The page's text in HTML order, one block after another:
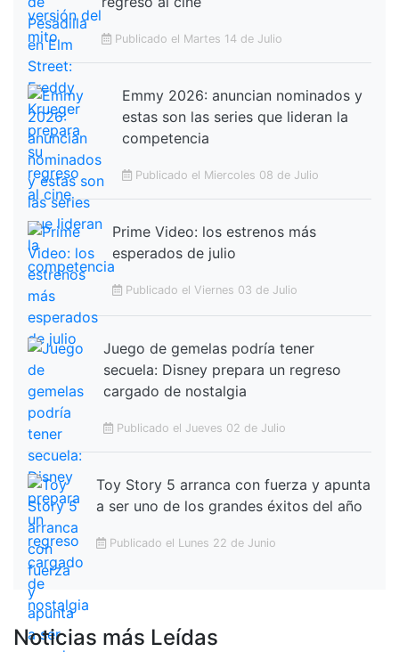
Publicado el Martes 14 de Julio
Emmy 2026: anuncian nominados y
estas son las series que lideran la
competencia
Publicado el Miercoles 08 de Julio
Prime Video: los estrenos más
esperados de julio
Publicado el Viernes 03 de Julio
Juego de gemelas podría tener
secuela: Disney prepara un regreso
cargado de nostalgia
Publicado el Jueves 02 de Julio
Toy Story 5 arranca con fuerza y apunta
a ser uno de los grandes éxitos del año
Publicado el Lunes 22 de Junio
Noticias más Leídas